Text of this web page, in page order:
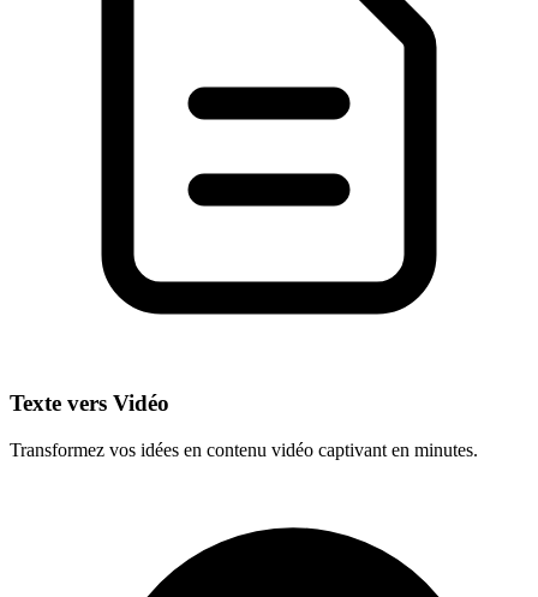
Texte vers Vidéo
Transformez vos idées en contenu vidéo captivant en minutes.